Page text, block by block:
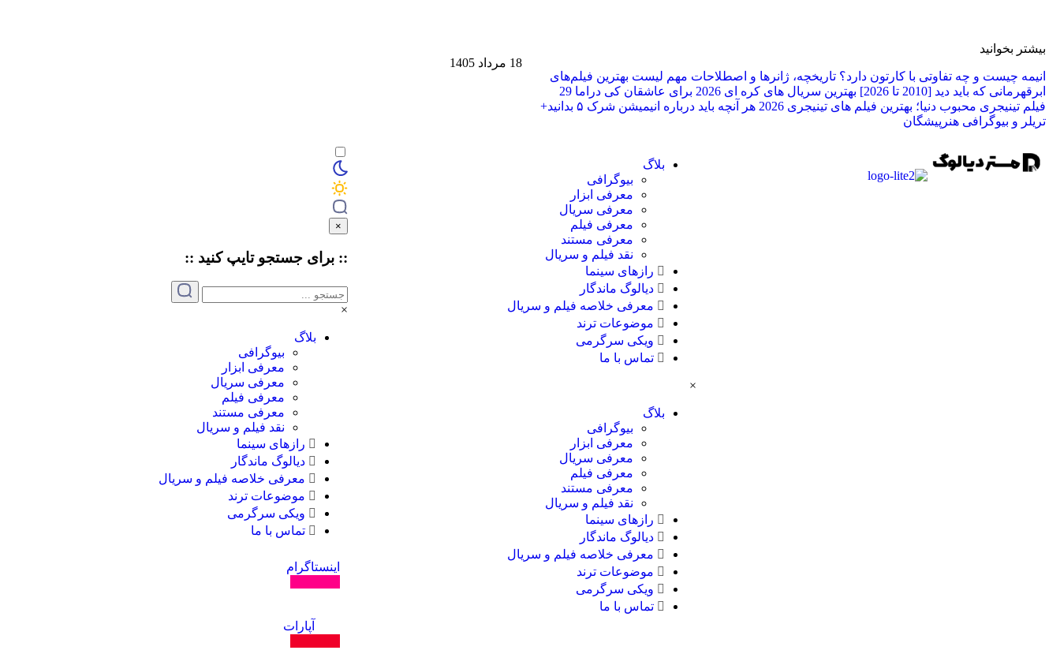
بیشتر بخوانید
انیمه چیست و چه تفاوتی با کارتون دارد؟ تاریخچه، ژانرها و اصطلاحات مهم لیست بهترین فیلم‌های
ابرقهرمانی که باید دید [2010 تا 2026]
بهترین سریال های کره ای 2026 برای عاشقان کی دراما
29
فیلم تینیجری محبوب دنیا؛ بهترین فیلم‌ های تینیجری 2026
هر آنچه باید درباره انیمیشن شرک ۵ بدانید+
تریلر و بیوگرافی هنرپیشگان
18 مرداد 1405
بلاگ
بیوگرافی
معرفی ابزار
معرفی سریال
معرفی فیلم
معرفی مستند
نقد فیلم و سریال
رازهای سینما
دیالوگ ماندگار
معرفی خلاصه فیلم و سریال
موضوعات ترند
ویکی سرگرمی
تماس با ما
×
بلاگ
بیوگرافی
معرفی ابزار
معرفی سریال
معرفی فیلم
معرفی مستند
نقد فیلم و سریال
رازهای سینما
دیالوگ ماندگار
معرفی خلاصه فیلم و سریال
موضوعات ترند
ویکی سرگرمی
تماس با ما
×
:: برای جستجو تایپکنید ::
×
بلاگ
بیوگرافی
معرفی ابزار
معرفی سریال
معرفی فیلم
معرفی مستند
نقد فیلم و سریال
رازهای سینما
دیالوگ ماندگار
معرفی خلاصه فیلم و سریال
موضوعات ترند
ویکی سرگرمی
تماس با ما
اینستاگرام
آپارات